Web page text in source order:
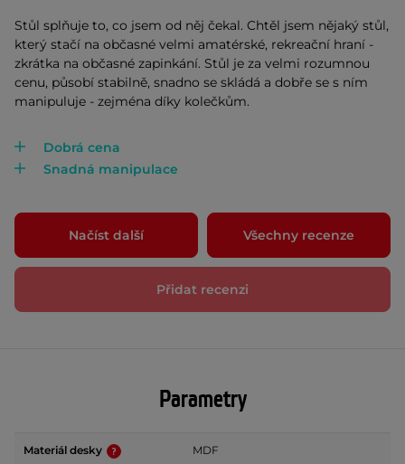
Stůl splňuje to, co jsem od něj čekal. Chtěl jsem nějaký stůl,
který stačí na občasné velmi amatérské, rekreační hraní -
zkrátka na občasné zapinkání. Stůl je za velmi rozumnou
cenu, působí stabilně, snadno se skládá a dobře se s ním
manipuluje - zejména díky kolečkům.
Dobrá cena
Snadná manipulace
Načíst další Všechny recenze
Přidat recenzi
Parametry
Materiál desky MDF